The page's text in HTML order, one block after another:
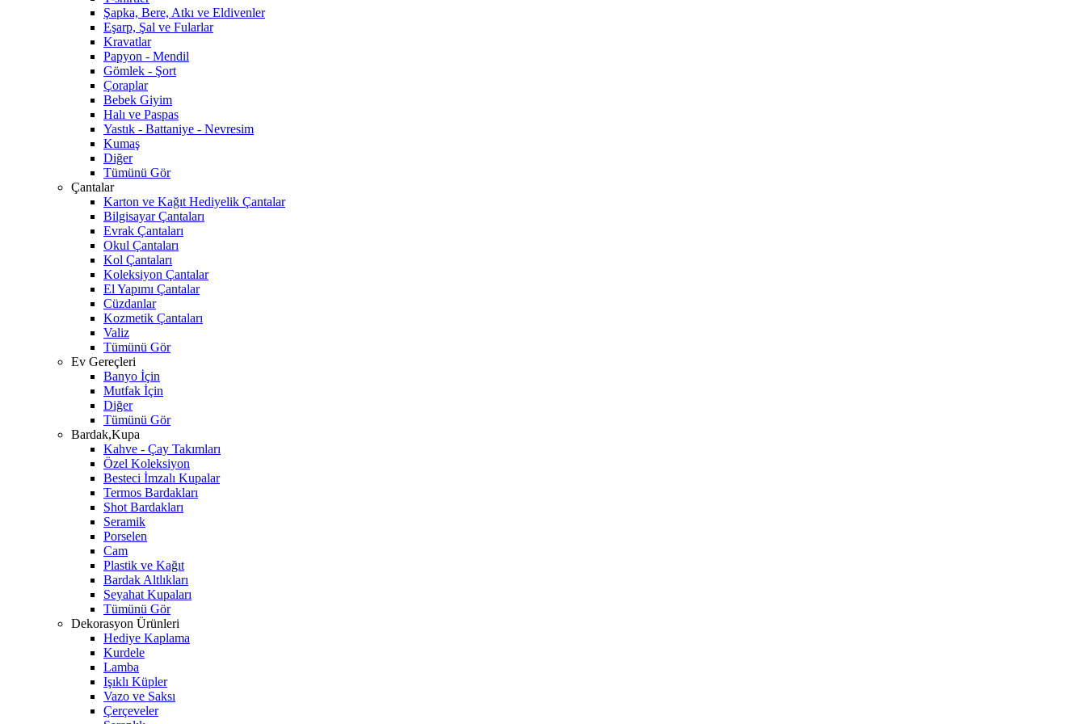
Şapka, Bere, Atkı ve Eldivenler
Eşarp, Şal ve Fularlar
Kravatlar
Papyon - Mendil
Gömlek - Şort
Çoraplar
Bebek Giyim
Halı ve Paspas
Yastık - Battaniye - Nevresim
Kumaş
Diğer
Tümünü Gör
Çantalar
Karton ve Kağıt Hediyelik Çantalar
Bilgisayar Çantaları
Evrak Çantaları
Okul Çantaları
Kol Çantaları
Koleksiyon Çantalar
El Yapımı Çantalar
Cüzdanlar
Kozmetik Çantaları
Valiz
Tümünü Gör
Ev Gereçleri
Banyo İçin
Mutfak İçin
Diğer
Tümünü Gör
Bardak,Kupa
Kahve - Çay Takımları
Özel Koleksiyon
Besteci İmzalı Kupalar
Termos Bardakları
Shot Bardakları
Seramik
Porselen
Cam
Plastik ve Kağıt
Bardak Altlıkları
Seyahat Kupaları
Tümünü Gör
Dekorasyon Ürünleri
Hediye Kaplama
Kurdele
Lamba
Işıklı Küpler
Vazo ve Saksı
Çerçeveler